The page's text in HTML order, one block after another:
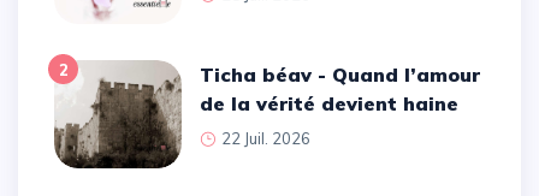
2
Ticha béav - Quand l’amour
de la vérité devient haine
22 Juil. 2026